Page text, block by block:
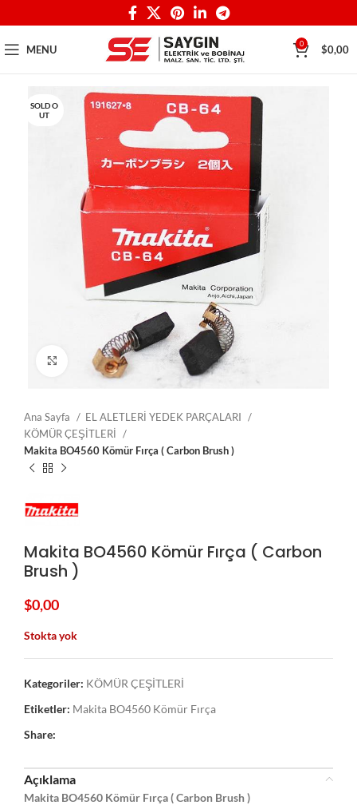
MENU 0 $0,00
SOLD O
UT
Click to enlarge
Ana Sayfa
EL ALETLERİ YEDEK PARÇALARI
KÖMÜR ÇEŞİTLERİ
Makita BO4560 Kömür Fırça ( Carbon Brush )
Makita BO4560 Kömür Fırça ( Carbon
Brush )
$0,00
Stokta yok
Kategoriler: KÖMÜR ÇEŞİTLERİ
Etiketler: Makita BO4560 Kömür Fırça
Share:
Açıklama
Makita BO4560 Kömür Fırça ( Carbon Brush )